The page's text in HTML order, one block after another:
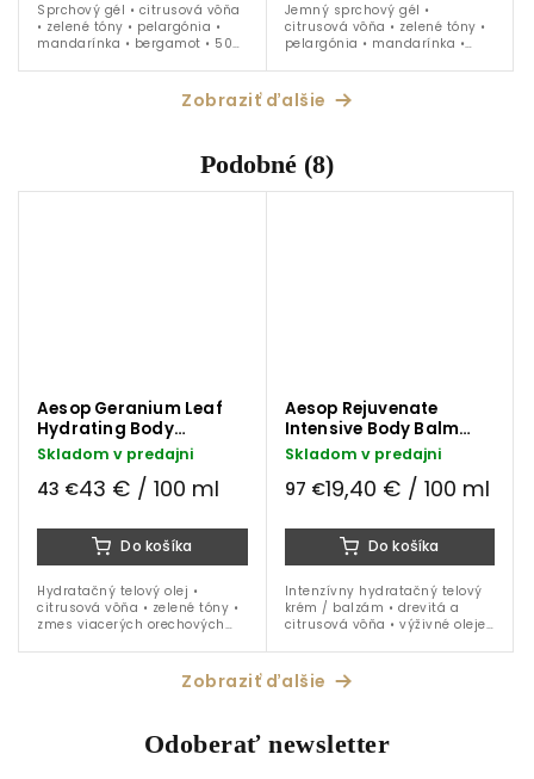
Sprchový gél • citrusová vôňa
• zelené tóny • pelargónia •
mandarínka • bergamot • 500
Jemný sprchový gél •
citrusová vôňa • zelené tóny •
pelargónia • mandarínka •
balenie
Zobraziť ďalšie
Podobné (8)
Aesop Geranium Leaf
Hydrating Body
Treatment telový olej
Skladom v predajni
43 €43 € / 100 ml
Do košíka
Hydratačný telový olej •
citrusová vôňa • zelené tóny •
zmes viacerých orechových
mandarínka •
bergamot • vitamín E • 100 ml
Aesop Rejuvenate
Intensive Body Balm
telový krém 500 ml
Skladom v predajni
97 €19,40 € / 100 ml
Do košíka
Intenzívny hydratačný telový
krém / balzám • drevitá a
citrusová vôňa • výživné oleje
vanilka • santalové drevo •
mandarínka • 500 ml balenie
s...
Zobraziť ďalšie
Odoberať newsletter